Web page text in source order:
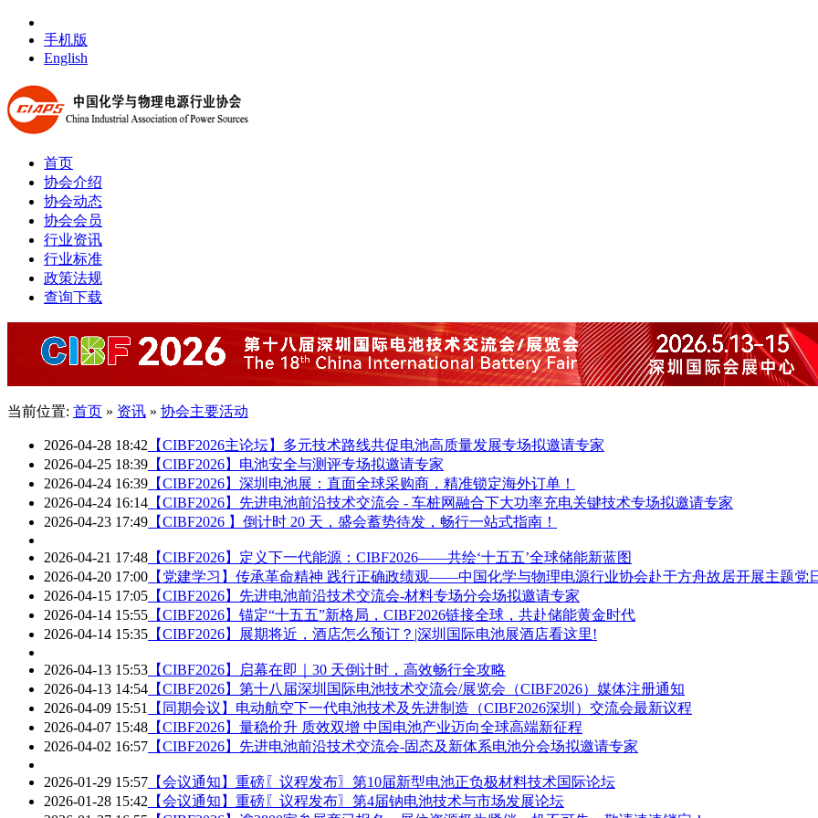
手机版
English
首页
协会介绍
协会动态
协会会员
行业资讯
行业标准
政策法规
查询下载
当前位置: 首页 » 资讯 » 协会主要活动
2026-04-28 18:42 【CIBF2026主论坛】多元技术路线共促电池高质量发展专场拟邀请专家
2026-04-25 18:39 【CIBF2026】电池安全与测评专场拟邀请专家
2026-04-24 16:39 【CIBF2026】深圳电池展：直面全球采购商，精准锁定海外订单！
2026-04-24 16:14 【CIBF2026】先进电池前沿技术交流会 - 车桩网融合下大功率充电关键技术专场拟邀请专家
2026-04-23 17:49 【CIBF2026 】倒计时 20 天，盛会蓄势待发，畅行一站式指南！
2026-04-21 17:48 【CIBF2026】定义下一代能源：CIBF2026——共绘‘十五五’全球储能新蓝图
2026-04-20 17:00 【党建学习】传承革命精神 践行正确政绩观——中国化学与物理电源行业协会赴于方舟故居开展主题党
2026-04-15 17:05 【CIBF2026】先进电池前沿技术交流会-材料专场分会场拟邀请专家
2026-04-14 15:55 【CIBF2026】锚定“十五五”新格局，CIBF2026链接全球，共赴储能黄金时代
2026-04-14 15:35 【CIBF2026】展期将近，酒店怎么预订？|深圳国际电池展酒店看这里!
2026-04-13 15:53 【CIBF2026】启幕在即｜30 天倒计时，高效畅行全攻略
2026-04-13 14:54 【CIBF2026】第十八届深圳国际电池技术交流会/展览会（CIBF2026）媒体注册通知
2026-04-09 15:51
【同期会议】电动航空下一代电池技术及先进制造（CIBF2026深圳）交流会最新议程
2026-04-07 15:48 【CIBF2026】量稳价升 质效双增 中国电池产业迈向全球高端新征程
2026-04-02 16:57 【CIBF2026】先进电池前沿技术交流会-固态及新体系电池分会场拟邀请专家
2026-01-29 15:57 【会议通知】重磅〖议程发布〗第10届新型电池正负极材料技术国际论坛
2026-01-28 15:42 【会议通知】重磅〖议程发布〗第4届钠电池技术与市场发展论坛